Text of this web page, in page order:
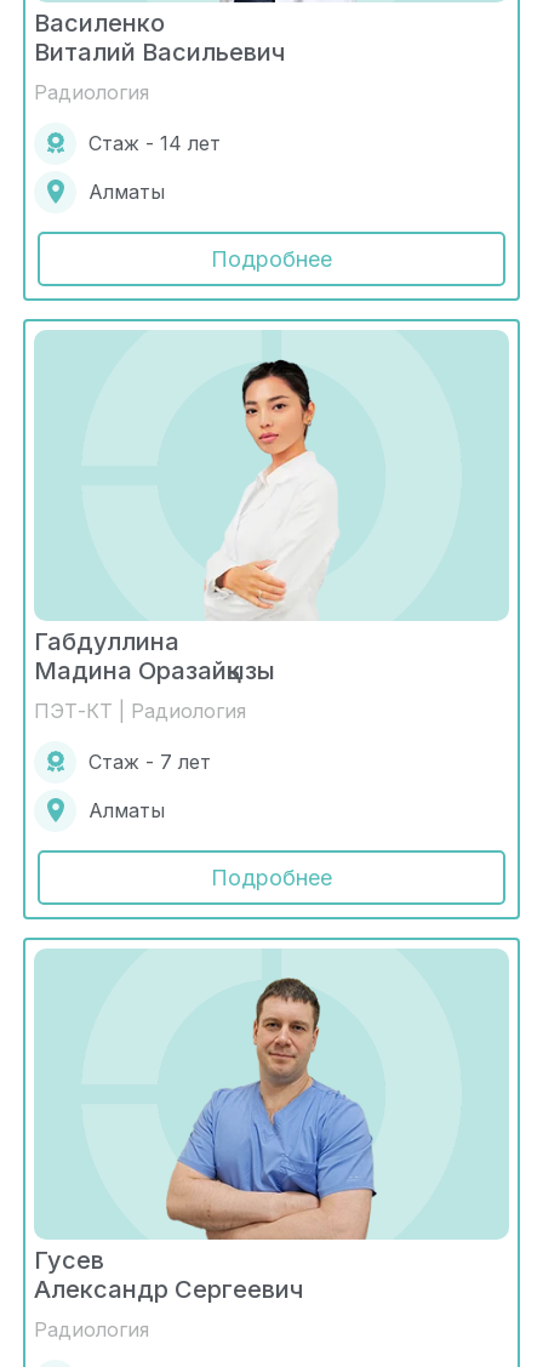
Василенко
Виталий Васильевич
Радиология
Стаж - 14 лет
Алматы
Подробнее
Габдуллина
Мадина Оразайқызы
ПЭТ-КТ | Радиология
Стаж - 7 лет
Алматы
Подробнее
Гусев
Александр Сергеевич
Радиология